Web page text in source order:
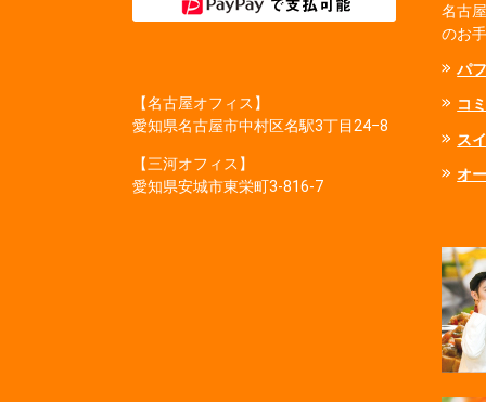
名古
のお
パ
コ
ス
オ
【名古屋オフィス】
愛知県名古屋市中村区名駅3丁目24−8
【三河オフィス】
愛知県安城市東栄町3‐816‐7